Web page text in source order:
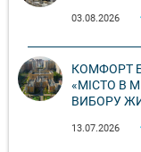
03.08.2026
КОМФОРТ
«МІСТО В
ВИБОРУ
13.07.2026